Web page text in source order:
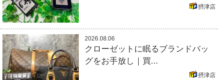
摂津店
2026.08.06
クローゼットに眠るブランドバッ
グをお手放し｜買...
摂津店